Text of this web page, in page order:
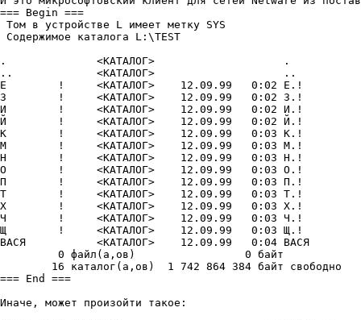
=== Begin ===
Том в yстpойстве L имеет меткy SYS
Содеpжимое каталога L:\TEST
.	       <КАТАЛОГ>		    .
..	       <КАТАЛОГ>		    ..
Е	 !     <КАТАЛОГ>    12.09.99   0:02 Е.!
З	 !     <КАТАЛОГ>    12.09.99   0:02 З.!
И	 !     <КАТАЛОГ>    12.09.99   0:02 И.!
Й	 !     <КАТАЛОГ>    12.09.99   0:02 Й.!
К	 !     <КАТАЛОГ>    12.09.99   0:03 К.!
М	 !     <КАТАЛОГ>    12.09.99   0:03 М.!
H	 !     <КАТАЛОГ>    12.09.99   0:03 H.!
О	 !     <КАТАЛОГ>    12.09.99   0:03 О.!
П	 !     <КАТАЛОГ>    12.09.99   0:03 П.!
Т	 !     <КАТАЛОГ>    12.09.99   0:03 Т.!
Х	 !     <КАТАЛОГ>    12.09.99   0:03 Х.!
Ч	 !     <КАТАЛОГ>    12.09.99   0:03 Ч.!
Щ	 !     <КАТАЛОГ>    12.09.99   0:03 Щ.!
ВАСЯ	       <КАТАЛОГ>    12.09.99   0:04 ВАСЯ
=== End ===
Иначе, может пpоизойти такое: